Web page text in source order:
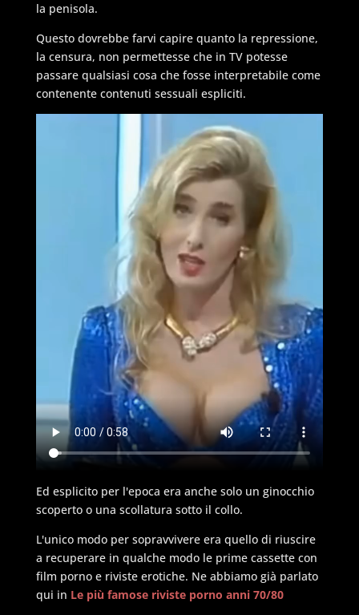
la penisola.
Questo dovrebbe farvi capire quanto la repressione,
la censura, non permettesse che in TV potesse
passare qualsiasi cosa che fosse interpretabile come
contenente contenuti sessuali espliciti.
Ed esplicito per l'epoca era anche solo un ginocchio
scoperto o una scollatura sotto il collo.
L'unico modo per sopravvivere era quello di riuscire
a recuperare in qualche modo le prime cassette con
film porno e riviste erotiche. Ne abbiamo già parlato
qui in Le più famose riviste porno anni 70/80